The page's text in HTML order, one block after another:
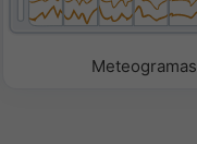
Meteogramas